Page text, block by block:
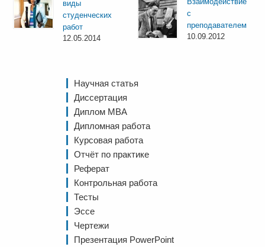
виды
студенческих
работ
12.05.2014
с
преподавателем
10.09.2012
Научная статья
Диссертация
Диплом MBA
Дипломная работа
Курсовая работа
Отчёт по практике
Реферат
Контрольная работа
Тесты
Эссе
Чертежи
Презентация PowerPoint